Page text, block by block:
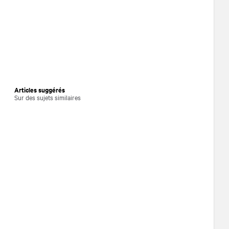
Articles suggérés
Sur des sujets similaires